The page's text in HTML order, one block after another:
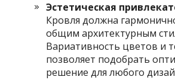
Эстетическая
Кровля должна
общим архитектурным
Вариативность цветов и
позволяет подобрать
решение для любого